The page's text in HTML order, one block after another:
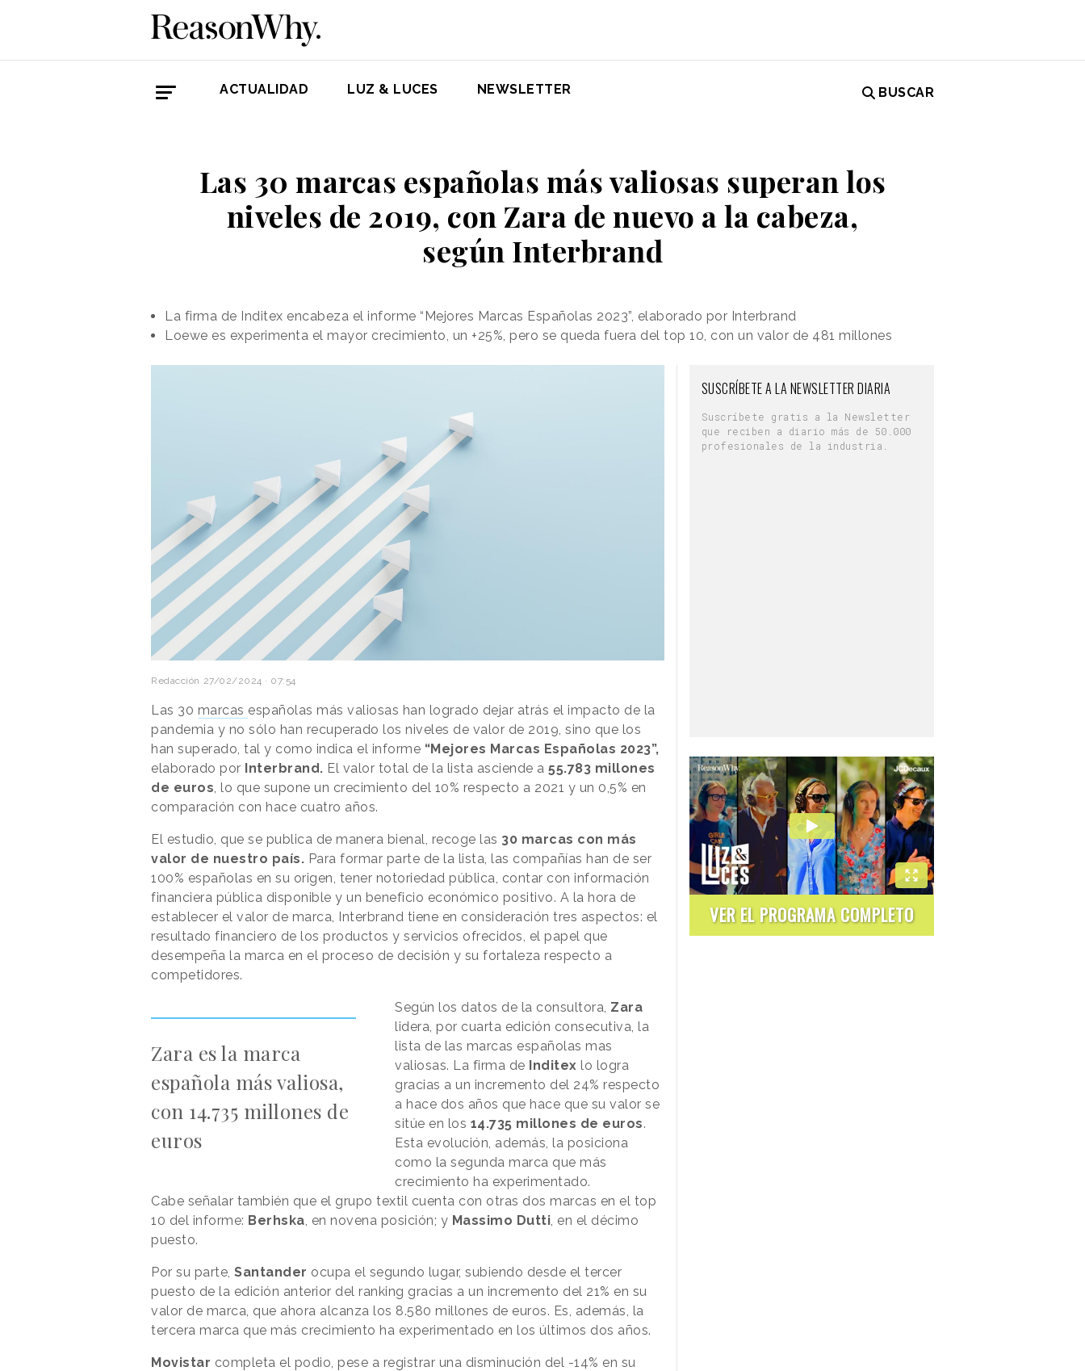
ACTUALIDAD LUZ & LUCES NEWSLETTER BUSCAR
Las 30 marcas españolas más valiosas superan los
niveles de 2019, con Zara de nuevo a la cabeza,
según Interbrand
La firma de Inditex encabeza el informe “Mejores Marcas Españolas 2023”, elaborado por Interbrand
Loewe es experimenta el mayor crecimiento, un +25%, pero se queda fuera del top 10, con un valor de 481 millones
Redacción 27/02/2024 · 07:54
Las 30 marcas españolas más valiosas han logrado dejar atrás el impacto de la
pandemia y no sólo han recuperado los niveles de valor de 2019, sino que los
han superado, tal y como indica el informe “Mejores Marcas Españolas 2023”,
elaborado por Interbrand. El valor total de la lista asciende a 55.783 millones
de euros, lo que supone un crecimiento del 10% respecto a 2021 y un 0,5% en
comparación con hace cuatro años.
El estudio, que se publica de manera bienal, recoge las 30 marcas con más
valor de nuestro país. Para formar parte de la lista, las compañías han de ser
100% españolas en su origen, tener notoriedad pública, contar con información
financiera pública disponible y un beneficio económico positivo. A la hora de
establecer el valor de marca, Interbrand tiene en consideración tres aspectos: el
resultado financiero de los productos y servicios ofrecidos, el papel que
desempeña la marca en el proceso de decisión y su fortaleza respecto a
competidores.
Zara es la marca
española más valiosa,
con 14.735 millones de
euros
Según los datos de la consultora, Zara
lidera, por cuarta edición consecutiva, la
lista de las marcas españolas mas
valiosas. La firma de Inditex lo logra
gracias a un incremento del 24% respecto
a hace dos años que hace que su valor se
sitúe en los 14.735 millones de euros.
Esta evolución, además, la posiciona
como la segunda marca que más
crecimiento ha experimentado.
Cabe señalar también que el grupo textil cuenta con otras dos marcas en el top
10 del informe: Berhska, en novena posición; y Massimo Dutti, en el décimo
puesto.
Por su parte, Santander ocupa el segundo lugar, subiendo desde el tercer
puesto de la edición anterior del ranking gracias a un incremento del 21% en su
valor de marca, que ahora alcanza los 8.580 millones de euros. Es, además, la
tercera marca que más crecimiento ha experimentado en los últimos dos años.
Movistar completa el podio, pese a registrar una disminución del -14% en su
SUSCRÍBETE A LA NEWSLETTER DIARIA
Suscríbete gratis a la Newsletter
que reciben a diario más de 50.000
profesionales de la industria.
VER EL PROGRAMA COMPLETO